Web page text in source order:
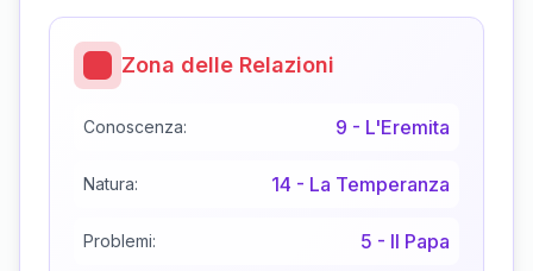
Zona delle Relazioni
Conoscenza: 9 - L'Eremita
Natura: 14 - La Temperanza
Problemi: 5 - Il Papa